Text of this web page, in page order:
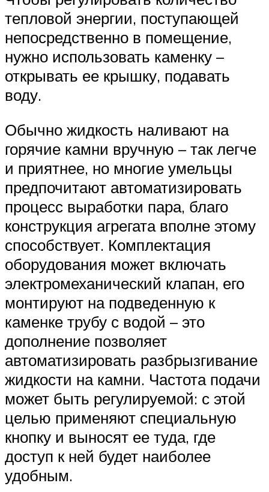
тепловой энергии, поступающей
непосредственно в помещение,
нужно использовать каменку –
открывать ее крышку, подавать
воду.
Обычно жидкость наливают на
горячие камни вручную – так легче
и приятнее, но многие умельцы
предпочитают автоматизировать
процесс выработки пара, благо
конструкция агрегата вполне этому
способствует. Комплектация
оборудования может включать
электромеханический клапан, его
монтируют на подведенную к
каменке трубу с водой – это
дополнение позволяет
автоматизировать разбрызгивание
жидкости на камни. Частота подачи
может быть регулируемой: с этой
целью применяют специальную
кнопку и выносят ее туда, где
доступ к ней будет наиболее
удобным.